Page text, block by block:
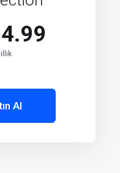
Al